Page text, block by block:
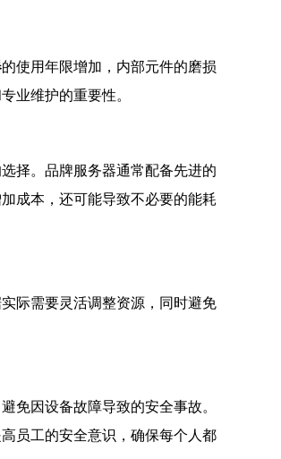
的使用年限增加，内部元件的磨损
业维护的重要性。
择。品牌服务器通常配备先进的
成本，还可能导致不必要的能耗
际需要灵活调整资源，同时避免
免因设备故障导致的安全事故。
员工的安全意识，确保每个人都